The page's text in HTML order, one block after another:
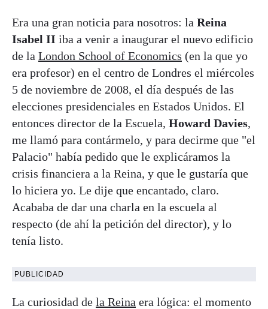
Era una gran noticia para nosotros: la Reina
Isabel II iba a venir a inaugurar el nuevo edificio
de la London School of Economics (en la que yo
era profesor) en el centro de Londres el miércoles
5 de noviembre de 2008, el día después de las
elecciones presidenciales en Estados Unidos. El
entonces director de la Escuela, Howard Davies,
me llamó para contármelo, y para decirme que "el
Palacio" había pedido que le explicáramos la
crisis financiera a la Reina, y que le gustaría que
lo hiciera yo. Le dije que encantado, claro.
Acababa de dar una charla en la escuela al
respecto (de ahí la petición del director), y lo
tenía listo.
PUBLICIDAD
La curiosidad de la Reina era lógica: el momento